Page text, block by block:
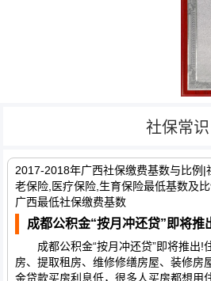
社保常识
2017-2018年广西社保缴费基数与比例|
老保险,医疗保险,生育保险最低基数及
广西最低社保缴费基数
成都公积金“按月冲还贷”即将推
成都公积金“按月冲还贷”即将推出!
房、提取租房、维修修缮房屋、装修房
金贷款买房利息低，很多人买房都想用